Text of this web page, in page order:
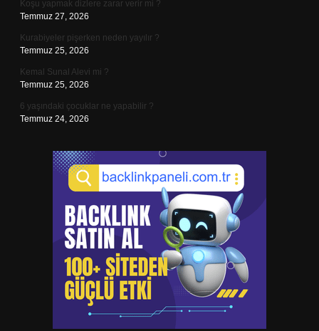
Koşu yapmak dizlere zarar verir mi ?
Temmuz 27, 2026
Kurabiyeler pişerken neden yayılır ?
Temmuz 25, 2026
Kemal Sunal Alevi mi ?
Temmuz 25, 2026
6 yaşındaki çocuklar ne yapabilir ?
Temmuz 24, 2026